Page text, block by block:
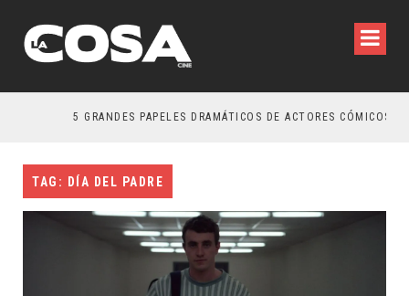
5 GRANDES PAPELES DRAMÁTICOS DE ACTORES CÓMICOS
TAG: DÍA DEL PADRE